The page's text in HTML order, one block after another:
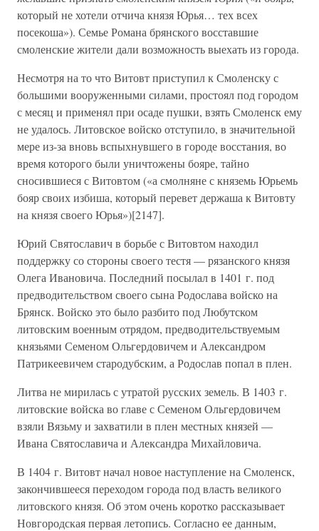
который не хотели отчича князя Юрья… тех всех
посекоша»). Семье Романа брянского восставшие
смоленские жители дали возможность выехать из города.
Несмотря на то что Витовт приступил к Смоленску с
большими вооруженными силами, простоял под городом
с месяц и применял при осаде пушки, взять Смоленск ему
не удалось. Литовское войско отступило, в значительной
мере из-за вновь вспыхнувшего в городе восстания, во
время которого были уничтожены бояре, тайно
сносившиеся с Витовтом («а смолняне с княземь Юрьемь
бояр своих избиша, который перевет держаша к Витовту
на князя своего Юрья»)[2147].
Юрий Святославич в борьбе с Витовтом находил
поддержку со стороны своего тестя — рязанского князя
Олега Ивановича. Последний посылал в 1401 г. под
предводительством своего сына Родослава войско на
Брянск. Войско это было разбито под Любутском
литовским военным отрядом, предводительствуемым
князьями Семеном Ольгердовичем и Александром
Патрикеевичем стародубским, а Родослав попал в плен.
Литва не мирилась с утратой русских земель. В 1403 г.
литовские войска во главе с Семеном Ольгердовичем
взяли Вязьму и захватили в плен местных князей —
Ивана Святославича и Александра Михайловича.
В 1404 г. Витовт начал новое наступление на Смоленск,
закончившееся переходом города под власть великого
литовского князя. Об этом очень коротко рассказывает
Новгородская первая летопись. Согласно ее данным,